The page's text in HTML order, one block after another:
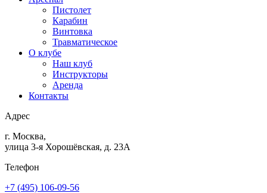
Пистолет
Карабин
Винтовка
Травматическое
О клубе
Наш клуб
Инструкторы
Аренда
Контакты
Адрес
г. Москва,
улица 3-я Хорошёвская, д. 23А
Телефон
+7 (495) 106-09-56